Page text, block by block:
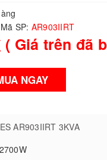
Mã SP: AR903IIRT
( Giá trên đã
NGAY
AR903IIRT 3KVA